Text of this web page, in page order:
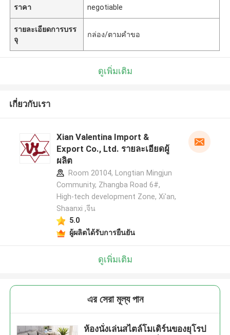
ราคา negotiable
รายละเอียดการบรร
จุ
กล่อง/ตามคำขอ
ดูเพิ่มเติม
เกี่ยวกับเรา
Xian Valentina Import &
Export Co., Ltd. รายละเอียดผู้
ผลิต
Room 20104, Longtian Mingjun
Community, Zhangba Road 6#,
High-tech development Zone, Xi'an,
Shaanxi ,จีน
5.0
ผู้ผลิตได้รับการยืนยัน
ดูเพิ่มเติม
এর সেরা মূল্য পান
ห้องนั่งเล่นสไตล์โมเดิร์นของยุโรป